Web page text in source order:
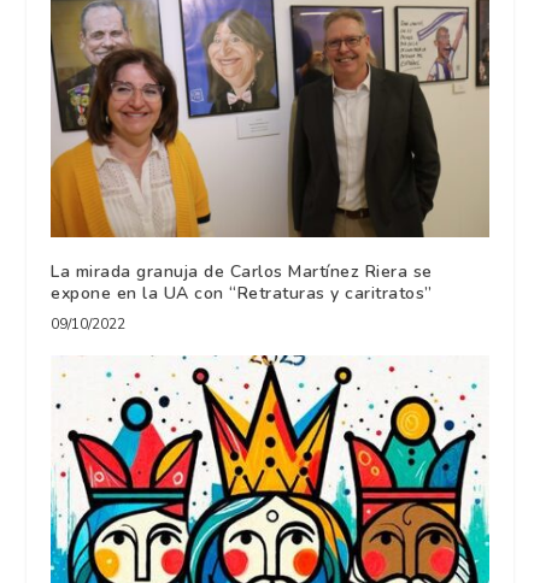
La mirada granuja de Carlos Martínez Riera se
expone en la UA con “Retraturas y caritratos”
09/10/2022